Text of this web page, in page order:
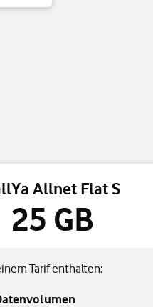
Allnet Flat S
25 GB
Tarif enthalten: